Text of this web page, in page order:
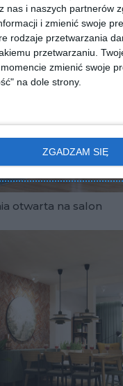
nas i naszych partnerów
i zmienić swoje
rodzaje przetwarzania
przetwarzaniu.
zmienić swoje
na dole strony.
ZGADZAM SIĘ
otwarta na salon